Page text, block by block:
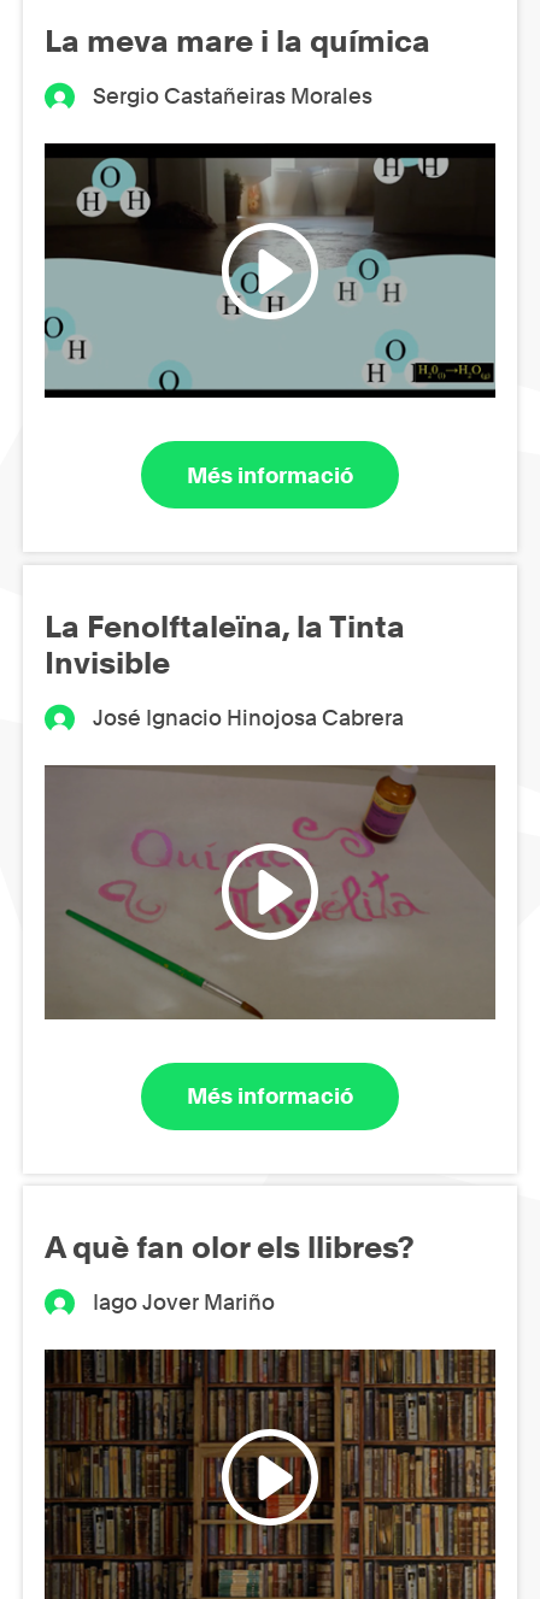
La meva mare i la química
Sergio Castañeiras Morales
Més informació
La Fenolftaleïna, la Tinta
Invisible
José Ignacio Hinojosa Cabrera
Més informació
A què fan olor els llibres?
Iago Jover Mariño